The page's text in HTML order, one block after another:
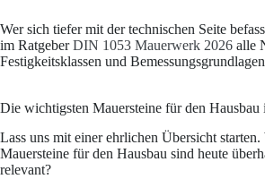
Wer sich tiefer mit der technischen Seite
im RatgeberDIN 1053 Mauerwerk 2026 alle
Festigkeitsklassen und
Die wichtigsten Mauersteine für den
Lass uns mit einer ehrlichen Übersicht starten.
Mauersteine für den Hausbau sind heute
relevant?